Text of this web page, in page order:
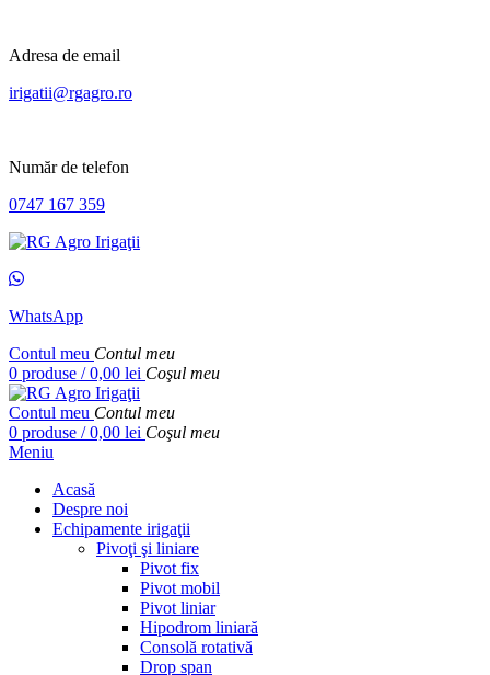
Adresa de email
irigatii@rgagro.ro
Număr de telefon
0747 167 359
WhatsApp
Contul meu Contul meu
0 produse / 0,00 lei Coşul meu
Contul meu Contul meu
0 produse / 0,00 lei Coşul meu
Meniu
Acasă
Despre noi
Echipamente irigaţii
Pivoţi şi liniare
Pivot fix
Pivot mobil
Pivot liniar
Hipodrom liniară
Consolă rotativă
Drop span